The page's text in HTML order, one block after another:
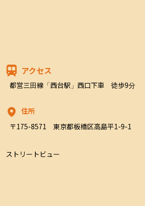
アクセス
都営三田線「西台駅」西口下車　徒歩9分
住所
〒175-8571　東京都板橋区高島平1-9-1
ストリートビュー